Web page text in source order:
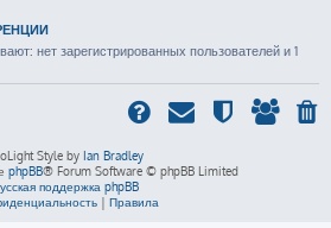
нет зарегистрированных пользователей и 1
Style by Ian Bradley
phpBB® Forum Software © phpBB Limited
поддержка phpBB
| Правила